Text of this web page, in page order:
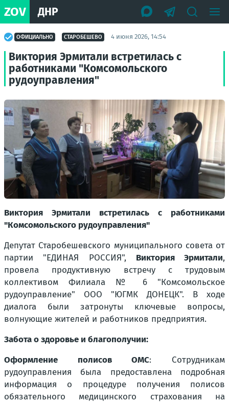
ZOV ДНР
ОФИЦИАЛЬНО СТАРОБЕШЕВО 4 июня 2026, 14:54
Виктория Эрмитали встретилась с
работниками "Комсомольского
рудоуправления"
Виктория Эрмитали встретилась с работниками
"Комсомольского рудоуправления"
Депутат Старобешевского муниципального совета от
партии "ЕДИНАЯ РОССИЯ", Виктория Эрмитали,
провела продуктивную встречу с трудовым
коллективом Филиала № 6 "Комсомольское
рудоуправление" ООО "ЮГМК ДОНЕЦК". В ходе
диалога были затронуты ключевые вопросы,
волнующие жителей и работников предприятия.
Забота о здоровье и благополучии:
Оформление полисов ОМС: Сотрудникам
рудоуправления была предоставлена подробная
информация о процедуре получения полисов
обязательного медицинского страхования на